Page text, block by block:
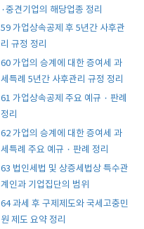
·중견기업의 해당업종 정리
59 가업상속공제 후 5년간 사후관
리 규정 정리
60 가업의 승계에 대한 증여세 과
세특례 5년간 사후관리 규정 정리
61 가업상속공제 주요 예규 · 판례
정리
62 가업의 승계에 대한 증여세 과
세특례 주요 예규 · 판례 정리
63 법인세법 및 상증세법상 특수관
계인과 기업집단의 범위
64 과세 후 구제제도와 국세고충민
원 제도 요약 정리